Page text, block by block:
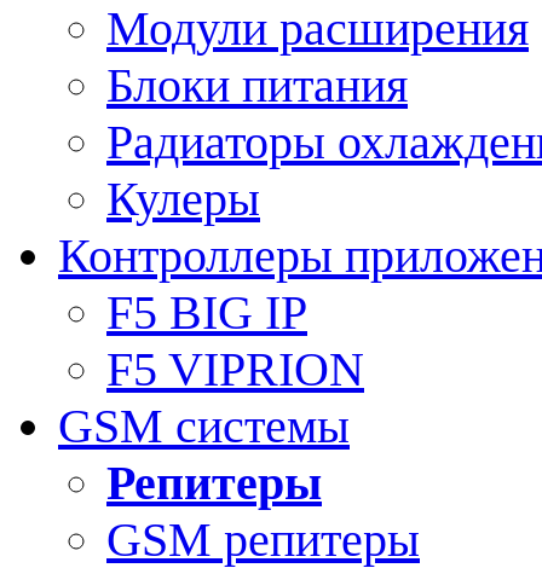
Модули расширения
Блоки питания
Радиаторы
Кулеры
Контроллеры
F5 BIG IP
F5 VIPRION
GSM системы
Репитеры
GSM репитеры